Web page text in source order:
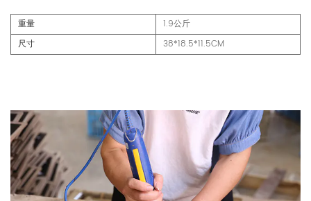
重量
1.9公斤
尺寸
38*18.5*11.5CM